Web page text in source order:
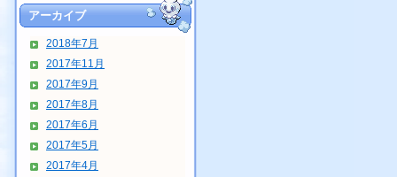
アーカイブ
2018年7月
2017年11月
2017年9月
2017年8月
2017年6月
2017年5月
2017年4月